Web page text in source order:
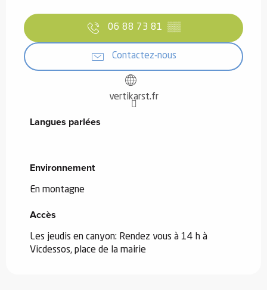
06 88 73 81 ▒▒
Contactez-nous
vertikarst.fr
Langues parlées
Langues parlées
Environnement
Environnement
En montagne
Accès
Accès
Les jeudis en canyon: Rendez vous à 14 h à
Vicdessos, place de la mairie